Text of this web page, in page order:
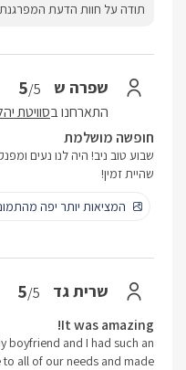
תודה על חוות הדעת
שפרה ש 5/5
התארחנו בסוויטת
חופשה מושלמת
שבוע טוב ניב! היה לנו נעים
שהיית זמין!
המציאות יותר יפה
שרית גד 5/5
It was amazing!
boyfriend and I had such an
to all of our needs and made